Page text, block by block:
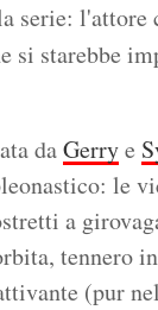
serie: l'attore
si starebbe
daGerrye
le
a
(pur